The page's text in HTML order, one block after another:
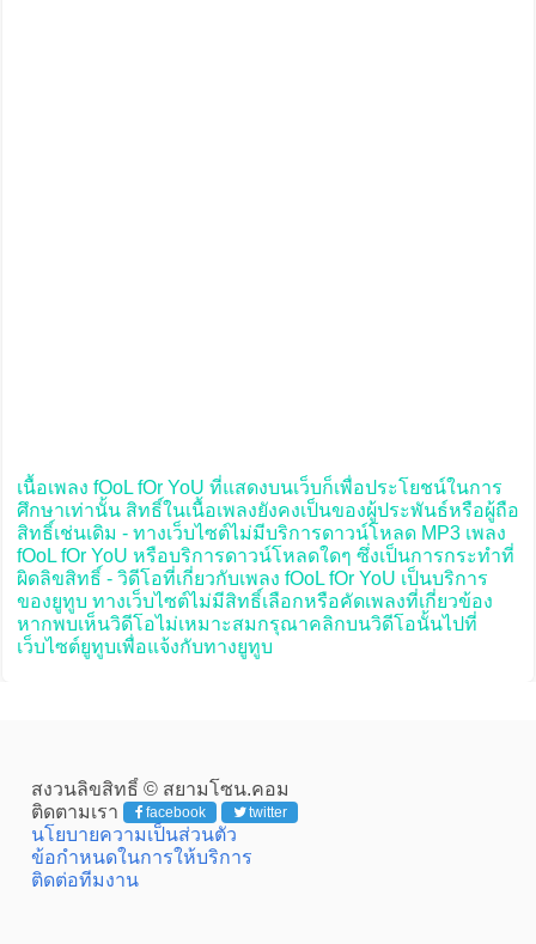
เนื้อเพลง fOoL fOr YoU ที่แสดงบนเว็บก็เพื่อประโยชน์ในการ
ศึกษาเท่านั้น สิทธิ์ในเนื้อเพลงยังคงเป็นของผู้ประพันธ์หรือผู้ถือ
สิทธิ์เช่นเดิม - ทางเว็บไซต์ไม่มีบริการดาวน์โหลด MP3 เพลง
fOoL fOr YoU หรือบริการดาวน์โหลดใดๆ ซึ่งเป็นการกระทำที่
ผิดลิขสิทธิ์ - วิดีโอที่เกี่ยวกับเพลง fOoL fOr YoU เป็นบริการ
ของยูทูบ ทางเว็บไซต์ไม่มีสิทธิ์เลือกหรือคัดเพลงที่เกี่ยวข้อง
หากพบเห็นวิดีโอไม่เหมาะสมกรุณาคลิกบนวิดีโอนั้นไปที่
เว็บไซต์ยูทูบเพื่อแจ้งกับทางยูทูบ
สงวนลิขสิทธิ์ © สยามโซน.คอม
ติดตามเรา
facebook twitter
นโยบายความเป็นส่วนตัว
ข้อกำหนดในการให้บริการ
ติดต่อทีมงาน